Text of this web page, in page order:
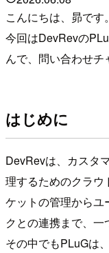
こんにちは、昴です。
今回はDevRevの
んで、問い合わせチ
はじめに
DevRevは、カスタ
理するためのクラウ
ケットの管理からユ
クとの連携まで、一
その中でもPLuGは